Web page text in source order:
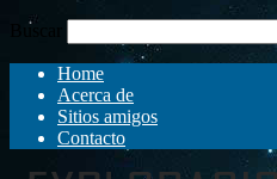
Buscar
Home
Acerca de
Sitios amigos
Contacto